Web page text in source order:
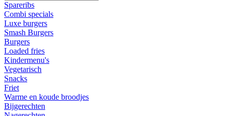
Spareribs
Combi specials
Luxe burgers
Smash Burgers
Burgers
Loaded fries
Kindermenu's
Vegetarisch
Snacks
Friet
Warme en koude broodjes
Bijgerechten